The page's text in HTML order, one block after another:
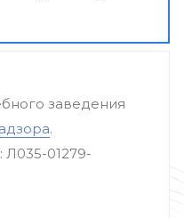
заведения
.
01279-